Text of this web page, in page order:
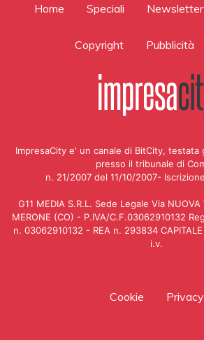
Home Speciali Newsletter
Copyright Pubblicità
ImpresaCity e' un canale di BitCity, testata
presso il tribunale di
n. 21/2007 del 11/10/2007-
G11 MEDIA S.R.L. Sede Legale Via
MERONE (CO) - P.IVA/C.F.03062910132
n. 03062910132 - REA n. 293834
i.v.
Cookie Privacy